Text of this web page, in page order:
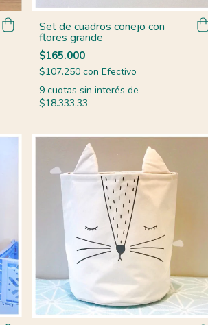
Set de cuadros conejo con
flores grande
$165.000
$107.250 con Efectivo
9 cuotas sin interés de
$18.333,33